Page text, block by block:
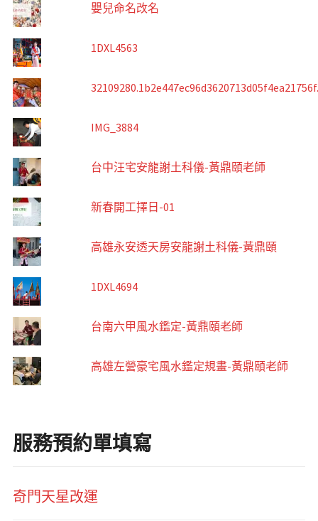
嬰兒命名改名
1DXL4563
IMG_3884
台中汪宅安龍謝土科儀-黃鼎頤老師
新春開工擇日-01
高雄永安透天房安龍謝土科儀-黃鼎頤
1DXL4694
台南六甲風水鑑定-黃鼎頤老師
高雄左營豪宅風水鑑定規畫-黃鼎頤老師
服務預約單填寫
奇門天星改運